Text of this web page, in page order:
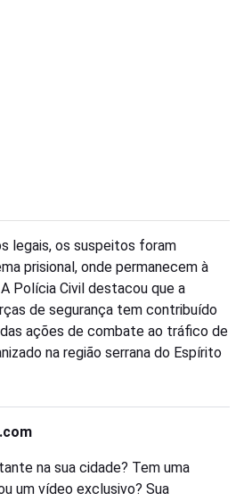
legais, os suspeitos foram
prisional, onde permanecem à
Polícia Civil destacou que a
de segurança tem contribuído
ações de combate ao tráfico de
na região serrana do Espírito
na sua cidade? Tem uma
um vídeo exclusivo? Sua